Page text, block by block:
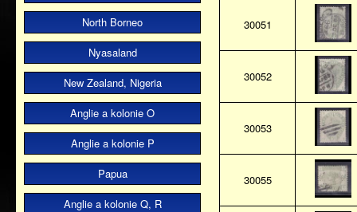
North Borneo
Nyasaland
New Zealand, Nigeria
Anglie a kolonie O
Anglie a kolonie P
Papua
Anglie a kolonie Q, R
30051
30052
30053
30055